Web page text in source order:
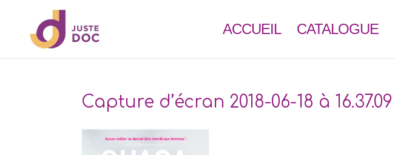
ACCUEIL CATALOGUE
Capture d’écran 2018-06-18 à 16.37.09